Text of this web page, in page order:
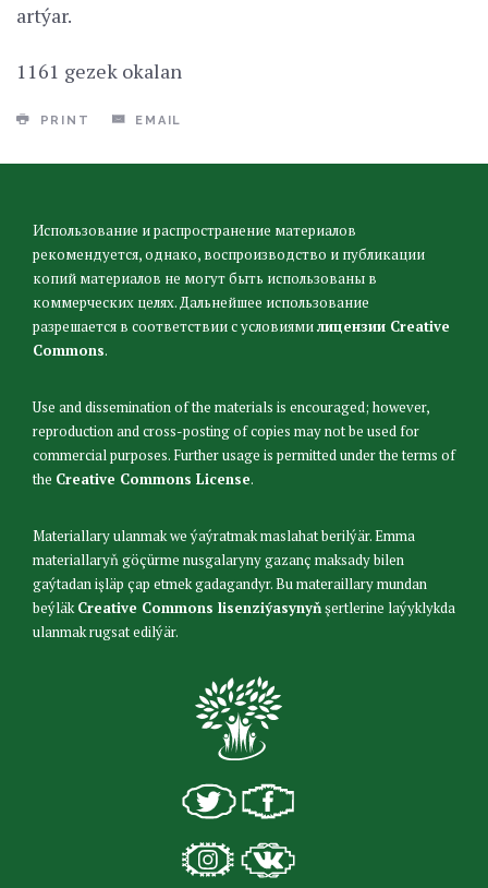
artýar.
1161 gezek okalan
PRINT EMAIL
Использование и распространение материалов
рекомендуется, однако, воспроизводство и публикации
копий материалов не могут быть использованы в
коммерческих целях. Дальнейшее использование
разрешается в соответствии с условиямилицензии Creative
Commons.
Use and dissemination of the materials is encouraged; however,
reproduction and cross-posting of copies may not be used for
commercial purposes. Further usage is permitted under the terms of
the Creative Commons License.
Materiallary ulanmak we ýaýratmak maslahat berilýär. Emma
materiallaryň göçürme nusgalaryny gazanç maksady bilen
gaýtadan işläp çap etmek gadagandyr. Bu materaillary mundan
beýläkCreative Commons lisenziýasynyňşertlerine laýyklykda
ulanmak rugsat edilýär.